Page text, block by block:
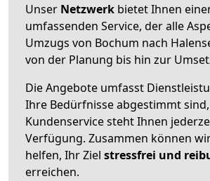
Unser Netzwerk bietet Ihnen
umfassenden Service, der alle
Umzugs von Bochum nach
von der Planung bis hin zur
Die Angebote umfasst
Ihre Bedürfnisse abgestimmt
Kundenservice steht Ihnen
Verfügung. Zusammen können
helfen, Ihr Ziel stressfrei und
erreichen.